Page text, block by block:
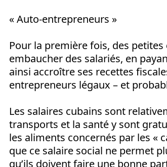
« Auto-entrepreneurs »
Pour la première fois, des
embaucher des salariés, en
ainsi accroître ses recettes
entrepreneurs légaux – et
Les salaires cubains sont
transports et la santé y sont
les aliments concernés par les «
que ce salaire social ne permet
qu’ils doivent faire une bonne